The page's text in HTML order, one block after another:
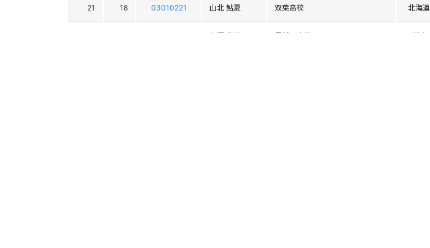
21 18 03010221 山北 鮎夏 双葉高校 北海道
中澤 真緒 早稲田大学 学連